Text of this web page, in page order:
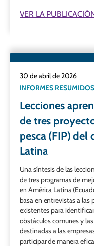
VER LA
30 de abril de 2026
INFORMES RESUMIDOS
Lecciones
de tres
pesca (FIP) del
Latina
Una síntesis de las
de tres programas de
en América Latina
basa en entrevistas a las
existentes para
obstáculos comunes y
destinadas a las
participar de manera